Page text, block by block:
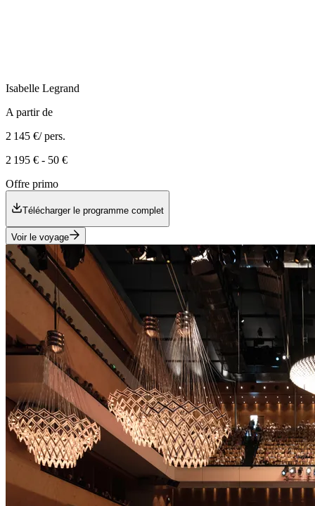
Isabelle Legrand
A partir de
2 145 €/ pers.
2 195 € - 50 €
Offre primo
Télécharger le programme complet
Voir le voyage